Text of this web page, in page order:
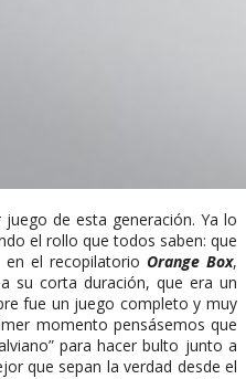
de esta generación. Ya lo
el rollo que todos saben: que
el recopilatorio Orange Box,
su corta duración, que era un
fue un juego completo y muy
momento pensásemos que
para hacer bulto junto a
que sepan la verdad desde el